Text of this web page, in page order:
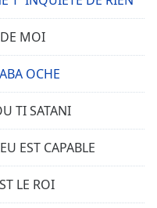
MOI
OCHE
TI SATANI
EST CAPABLE
LE ROI